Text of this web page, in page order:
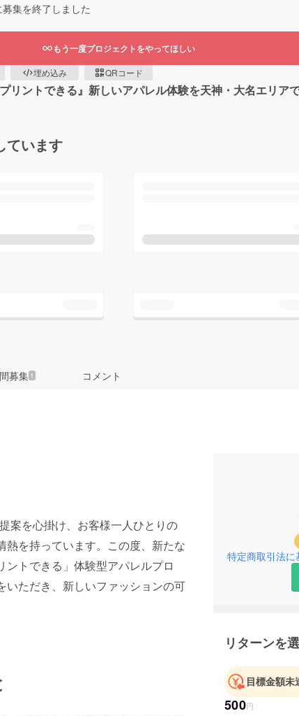
募集を終了しました
もう一度プロジェクトをやってほしい
埋め込み QRコード
ントできる』新しいアパレル体験を天神・大名エリア
ています
募集 1 コメント
案を心掛け、お客様一人ひとりの
を持っています。この度、新たな
トできる」体験型アパレルプロ
いただき、新しいファッションの可
特定商取引法に
リターンを
目標金額未
500円